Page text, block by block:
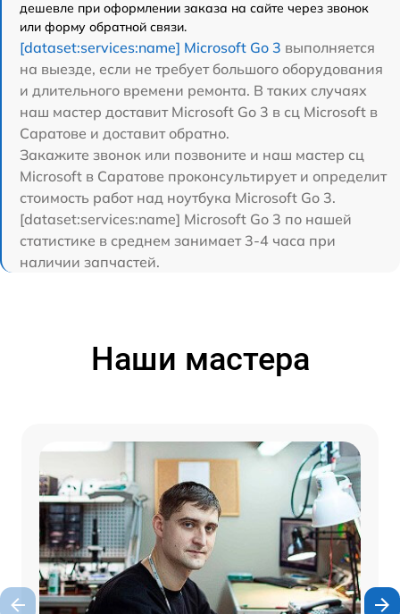
дешевле при оформлении заказа на сайте через звонок
или форму обратной связи.
[dataset:services:name] Microsoft Go 3 выполняется
на выезде, если не требует большого оборудования
и длительного времени ремонта. В таких случаях
наш мастер доставит Microsoft Go 3 в сц Microsoft в
Саратове и доставит обратно.
Закажите звонок или позвоните и наш мастер сц
Microsoft в Саратове проконсультирует и определит
стоимость работ над ноутбука Microsoft Go 3.
[dataset:services:name] Microsoft Go 3 по нашей
статистике в среднем занимает 3-4 часа при
наличии запчастей.
Наши мастера